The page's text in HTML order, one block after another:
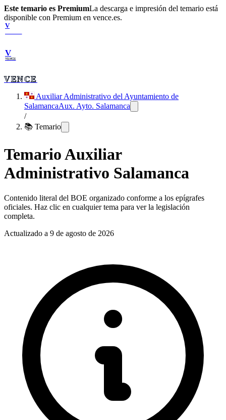
Este temario es PremiumLa descarga e impresión del temario está
disponible con Premium en vence.es.
V
V
VENCE
VENCE
Auxiliar Administrativo del Ayuntamiento de
SalamancaAux. Ayto. Salamanca
/
📚 Temario
TemarioAuxiliar
Administrativo Salamanca
Contenido literal del BOE organizado conforme a los epígrafes
oficiales. Haz clic en cualquier tema para ver la legislación
completa.
Actualizado a 9 de agosto de 2026